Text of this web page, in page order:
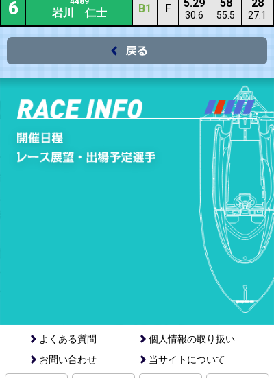
6 岩川 仁士 B1 F 5.29
30.6
58
55.5
28
27.1
よくある質問
個人情報の取り扱い
お問い合わせ
当サイトについて